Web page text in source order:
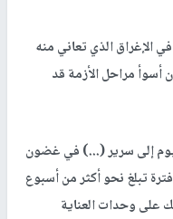
الإغراق الذي تعاني منه
أسوأ مراحل الأزمة قد
إلى سرير (...) في غضون
تبلغ نحو أكثر من أسبوع
على وحدات العناية